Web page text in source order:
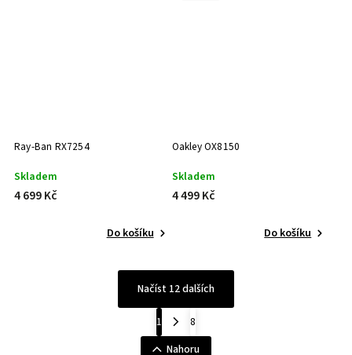
Ray-Ban RX7254
Skladem
4 699 Kč
Do košíku
Oakley OX8150
Skladem
4 499 Kč
Do košíku
Načíst 12 dalších
1
8
Nahoru